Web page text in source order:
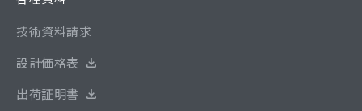
技術資料請求
設計価格表
出荷証明書